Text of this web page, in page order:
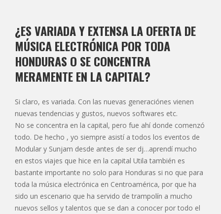
¿ES VARIADA Y EXTENSA LA OFERTA DE
MÚSICA ELECTRÓNICA POR TODA
HONDURAS O SE CONCENTRA
MERAMENTE EN LA CAPITAL?
Si claro, es variada. Con las nuevas generaciónes vienen
nuevas tendencias y gustos, nuevos softwares etc.
No se concentra en la capital, pero fue ahí donde comenzó
todo. De hecho , yo siempre asistí a todos los eventos de
Modular y Sunjam desde antes de ser dj…aprendí mucho
en estos viajes que hice en la capital Utila también es
bastante importante no solo para Honduras si no que para
toda la música electrónica en Centroamérica, por que ha
sido un escenario que ha servido de trampolín a mucho
nuevos sellos y talentos que se dan a conocer por todo el